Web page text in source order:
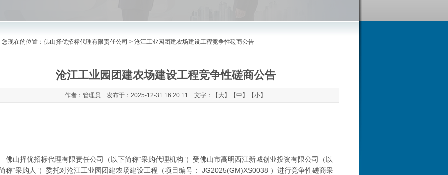
您现在的位置： 佛山择优招标代理有限责任公司 > 沧江工业园团建农场建设工程竞争性磋商公告
沧江工业园团建农场建设工程竞争性磋商公告
作者：管理员 发布于：2025-12-31 16:20:11 文字：【 大】【中 】【小】
佛山择优招标代理有限责任公司 （以下简称“采购代理机构”）受佛山市高明西江新城创业投资有限公司
（以
称“采购人”）委托对沧江工业园团建农场建设工程（项目编号： JG2025(GM)XS0038 ）进行竞争性磋商采